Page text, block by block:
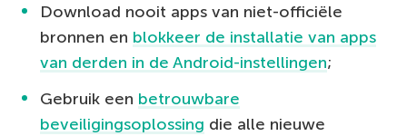
Download nooit apps van niet-officiële
bronnen en blokkeer de installatie van apps
van derden in de Android-instellingen;
Gebruik een betrouwbare
beveiligingsoplossing die alle nieuwe